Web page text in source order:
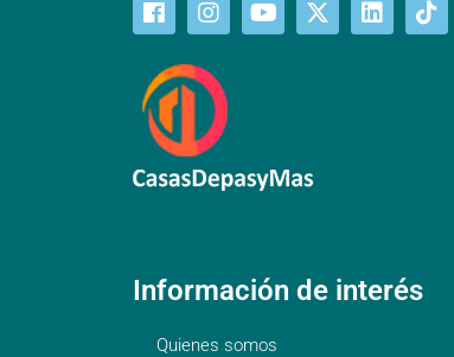
Información de interés
Quienes somos